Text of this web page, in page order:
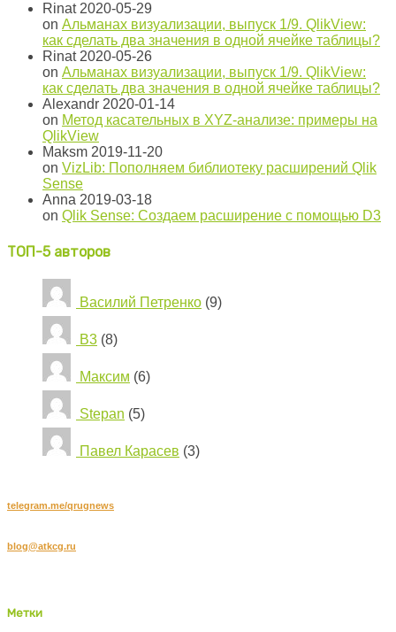
Rinat 2020-05-29
on Альманах визуализации, выпуск 1/9. QlikView:
как сделать два значения в одной ячейке таблицы?
Rinat 2020-05-26
on Альманах визуализации, выпуск 1/9. QlikView:
как сделать два значения в одной ячейке таблицы?
Alexandr 2020-01-14
on Метод касательных в XYZ-анализе: примеры на
QlikView
Maksm 2019-11-20
on VizLib: Пополняем библиотеку расширений Qlik
Sense
Anna 2019-03-18
on Qlik Sense: Создаем расширение с помощью D3
ТОП-5 авторов
Василий Петренко (9)
B3 (8)
Максим (6)
Stepan (5)
Павел Карасев (3)
telegram.me/qrugnews
blog@atkcg.ru
Метки